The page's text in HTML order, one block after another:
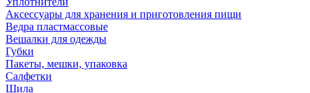
Аксессуары для хранения и приготовления пищи
Ведра пластмассовые
Вешалки для одежды
Губки
Пакеты, мешки, упаковка
Салфетки
Шила